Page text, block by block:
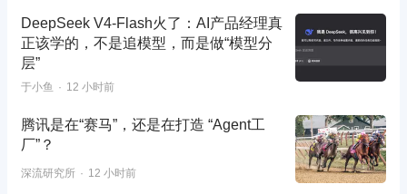
DeepSeek V4-Flash火了：AI产品经理真
正该学的，不是追模型，而是做“模型分
层”
于小鱼 12 小时前
腾讯是在“赛马”，还是在打造 “Agent工
厂”？
深流研究所 12 小时前